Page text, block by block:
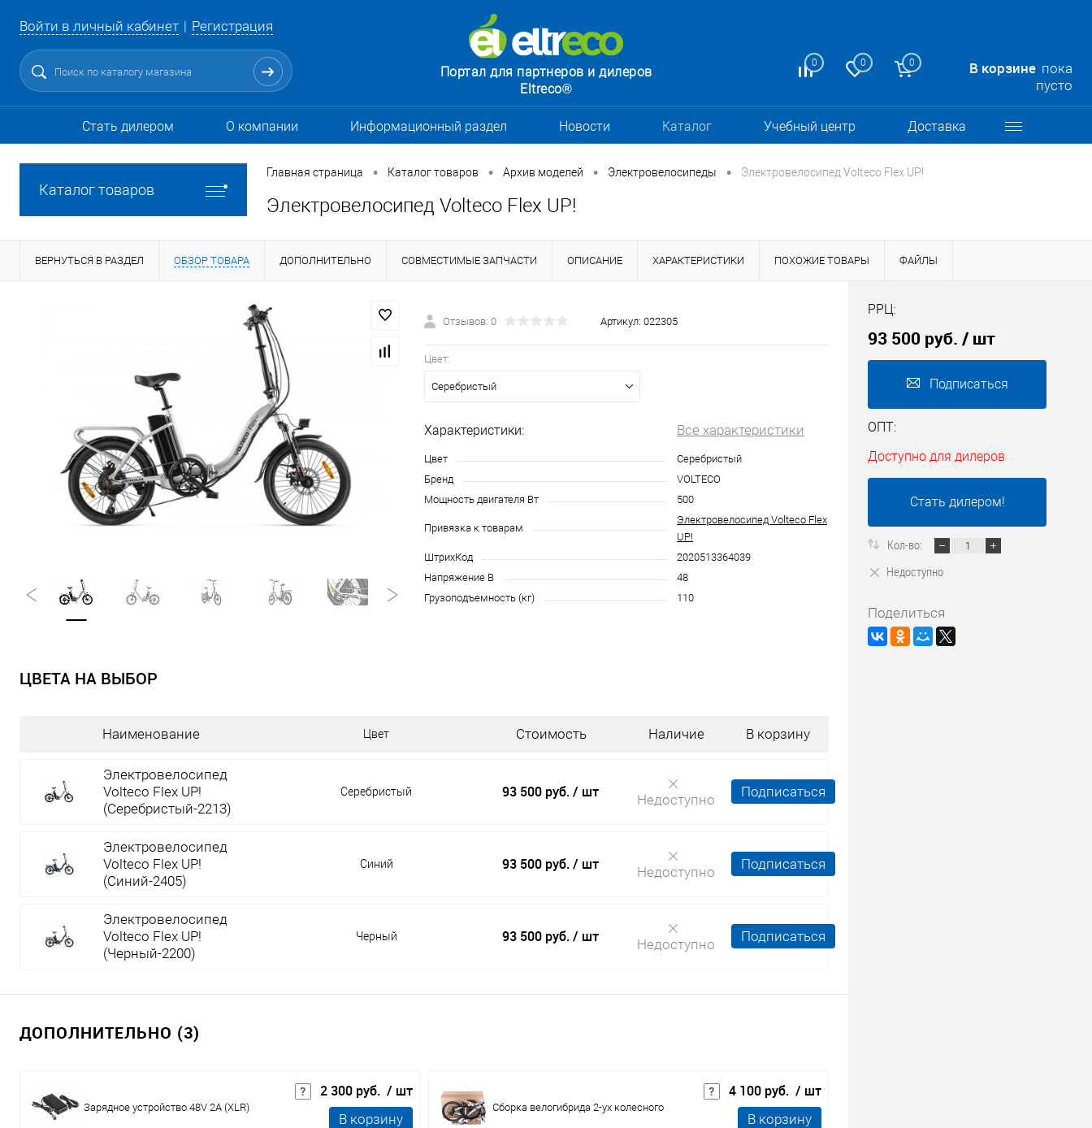
Войти в личный кабинет Регистрация
0 0 0 В корзине пока
пусто
Портал для партнеров и дилеров
Eltreco®
Стать дилером О компании Информационный раздел Новости Каталог Учебный центр Доставка
Каталог товаров
Главная страница • Каталог товаров • Архив моделей • Электровелосипеды • Электровелосипед Volteco Flex UP!
Электровелосипед Volteco Flex UP!
ВЕРНУТЬСЯ В РАЗДЕЛ ОБЗОР ТОВАРА ДОПОЛНИТЕЛЬНО СОВМЕСТИМЫЕ ЗАПЧАСТИ ОПИСАНИЕ ХАРАКТЕРИСТИКИ ПОХОЖИЕ ТОВАРЫ ФАЙЛЫ
Отзывов: 0 Артикул: 022305
Цвет:
Серебристый
Характеристики: Все характеристики
Цвет
Серебристый
Бренд
VOLTECO
Мощность двигателя Вт
500
Привязка к товарам
Электровелосипед Volteco Flex
UP!
ШтрихКод
2020513364039
Напряжение В
48
Грузоподъемность (кг)
110
ЦВЕТА НА ВЫБОР
Наименование Цвет Стоимость Наличие В корзину
Электровелосипед
Volteco Flex UP!
(Серебристый-2213)
Серебристый 93 500 руб./ шт Недоступно Подписаться
Электровелосипед
Volteco Flex UP!
(Синий-2405)
Синий 93 500 руб./ шт Недоступно Подписаться
Электровелосипед
Volteco Flex UP!
(Черный-2200)
Черный 93 500 руб./ шт Недоступно Подписаться
ДОПОЛНИТЕЛЬНО (3)
Зарядное устройство 48V 2A (XLR)
2 300 руб. / шт
В корзину
Сборка велогибрида 2-ух колесного
4 100 руб. / шт
В корзину
РРЦ:
93 500 руб. / шт
Подписаться
ОПТ:
Доступно для дилеров
Стать дилером!
Кол-во:
Недоступно
Поделиться